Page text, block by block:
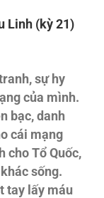
Linh (kỳ 21)
sự hy
của mình.
bạc, danh
cái mạng
cho Tổ Quốc,
sống.
tay lấy máu